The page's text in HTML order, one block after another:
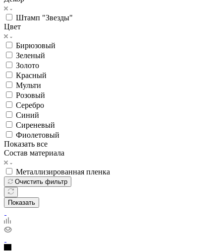
Штамп "Звезды"
Цвет
Бирюзовый
Зеленый
Золото
Красный
Мульти
Розовый
Серебро
Синий
Сиреневый
Фиолетовый
Показать все
Состав материала
Металлизированная пленка
Очистить фильтр
Показать